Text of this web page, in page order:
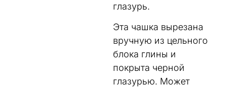
глазурь.
Эта чашка вырезана
вручную из цельного
блока глины и
покрыта черной
глазурью. Может